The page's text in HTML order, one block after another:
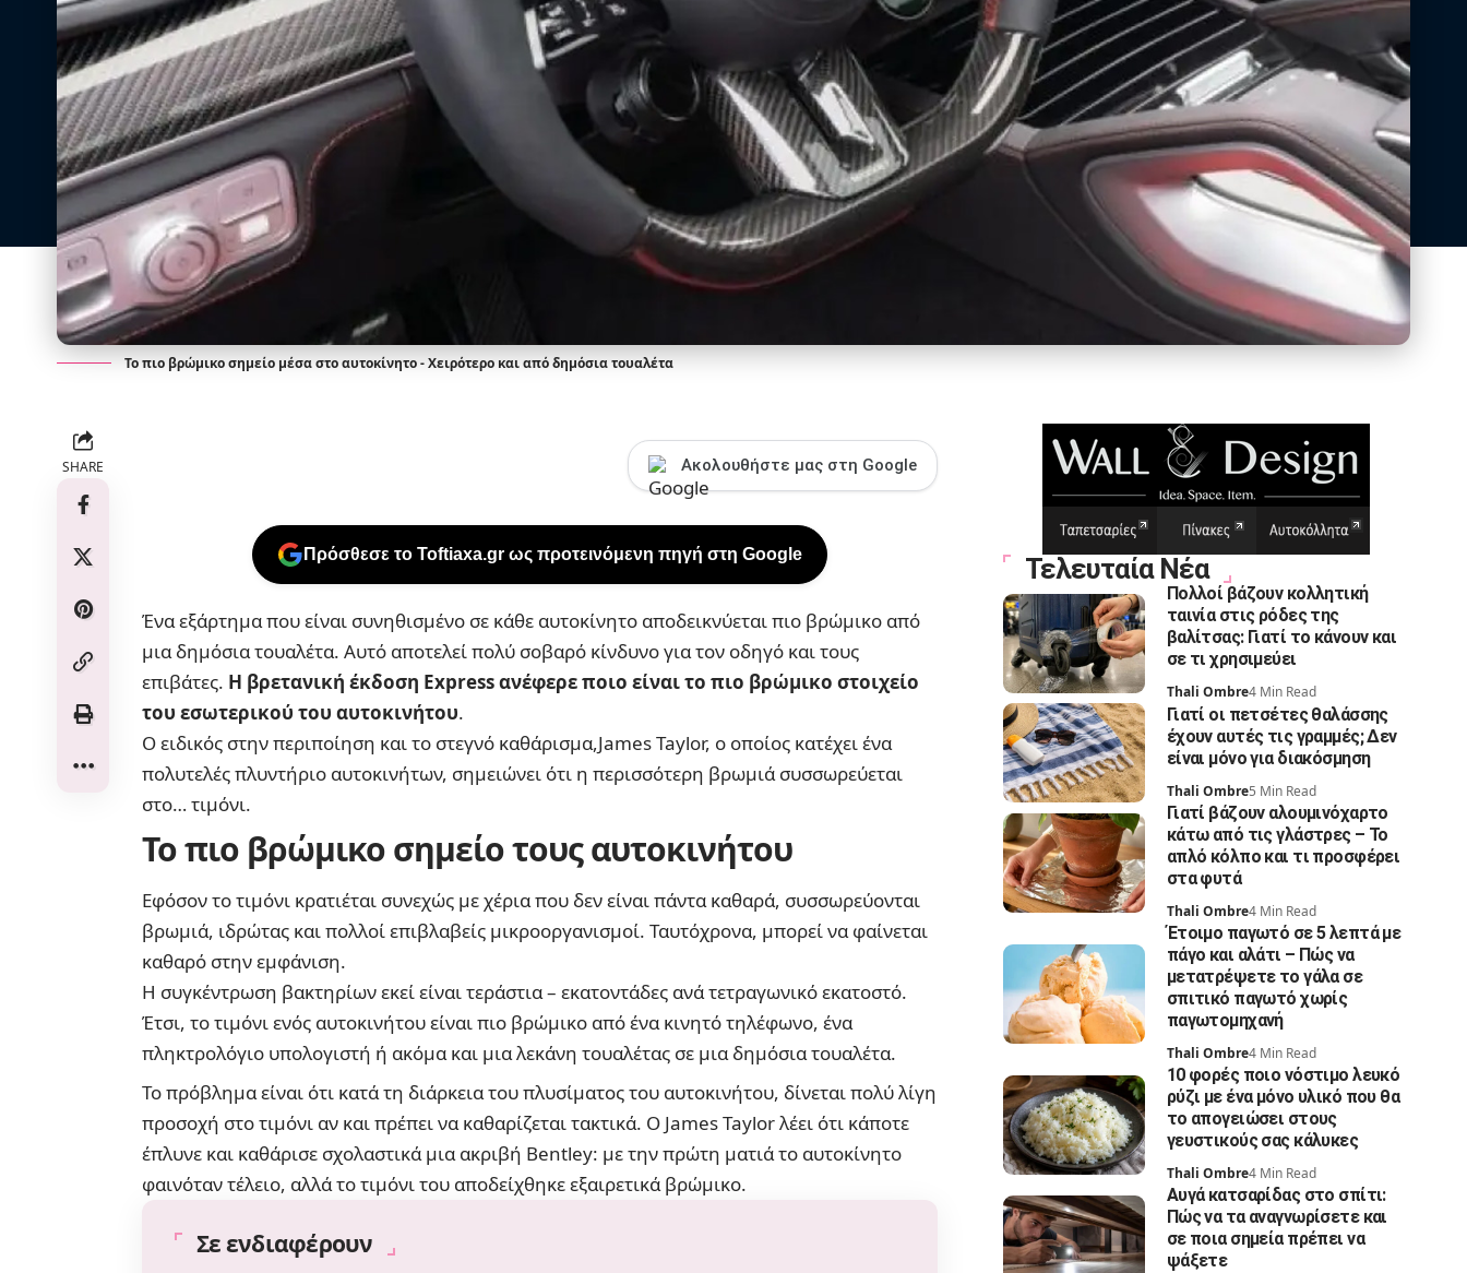
Το πιο βρώμικο σημείο μέσα στο αυτοκίνητο - Χειρότερο και από δημόσια τουαλέτα
SHARE Ακολουθήστε μας στη Google
Πρόσθεσε το Toftiaxa.gr ως προτεινόμενη πηγή στη Google
Ένα εξάρτημα που είναι συνηθισμένο σε κάθε αυτοκίνητο αποδεικνύεται πιο βρώμικο από
μια δημόσια τουαλέτα. Αυτό αποτελεί πολύ σοβαρό κίνδυνο για τον οδηγό και τους
επιβάτες. Η βρετανική έκδοση Express ανέφερε ποιο είναι το πιο βρώμικο στοιχείο
του εσωτερικού του αυτοκινήτου.
Ο ειδικός στην περιποίηση και το στεγνό καθάρισμα,James Taylor, ο οποίος κατέχει ένα
πολυτελές πλυντήριο αυτοκινήτων, σημειώνει ότι η περισσότερη βρωμιά συσσωρεύεται
στο… τιμόνι.
Το πιο βρώμικο σημείο τους αυτοκινήτου
Εφόσον το τιμόνι κρατιέται συνεχώς με χέρια που δεν είναι πάντα καθαρά, συσσωρεύονται
βρωμιά, ιδρώτας και πολλοί επιβλαβείς μικροοργανισμοί. Ταυτόχρονα, μπορεί να φαίνεται
καθαρό στην εμφάνιση.
Η συγκέντρωση βακτηρίων εκεί είναι τεράστια – εκατοντάδες ανά τετραγωνικό εκατοστό.
Έτσι, το τιμόνι ενός αυτοκινήτου είναι πιο βρώμικο από ένα κινητό τηλέφωνο, ένα
πληκτρολόγιο υπολογιστή ή ακόμα και μια λεκάνη τουαλέτας σε μια δημόσια τουαλέτα.
Το πρόβλημα είναι ότι κατά τη διάρκεια του πλυσίματος του αυτοκινήτου, δίνεται πολύ λίγη
προσοχή στο τιμόνι αν και πρέπει να καθαρίζεται τακτικά. Ο James Taylor λέει ότι κάποτε
έπλυνε και καθάρισε σχολαστικά μια ακριβή Bentley: με την πρώτη ματιά το αυτοκίνητο
φαινόταν τέλειο, αλλά το τιμόνι του αποδείχθηκε εξαιρετικά βρώμικο.
Σε ενδιαφέρουν
Τελευταία Νέα
Πολλοί βάζουν κολλητική
ταινία στις ρόδες της
βαλίτσας: Γιατί το κάνουν και
σε τι χρησιμεύει
Thali Ombre4 Min Read
Γιατί οι πετσέτες θαλάσσης
έχουν αυτές τις γραμμές; Δεν
είναι μόνο για διακόσμηση
Thali Ombre5 Min Read
Γιατί βάζουν αλουμινόχαρτο
κάτω από τις γλάστρες – Το
απλό κόλπο και τι προσφέρει
στα φυτά
Thali Ombre4 Min Read
Έτοιμο παγωτό σε 5 λεπτά με
πάγο και αλάτι – Πώς να
μετατρέψετε το γάλα σε
σπιτικό παγωτό χωρίς
παγωτομηχανή
Thali Ombre4 Min Read
10 φορές ποιο νόστιμο λευκό
ρύζι με ένα μόνο υλικό που θα
το απογειώσει στους
γευστικούς σας κάλυκες
Thali Ombre4 Min Read
Αυγά κατσαρίδας στο σπίτι:
Πώς να τα αναγνωρίσετε και
σε ποια σημεία πρέπει να
ψάξετε